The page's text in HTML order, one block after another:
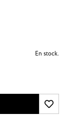
En stock.